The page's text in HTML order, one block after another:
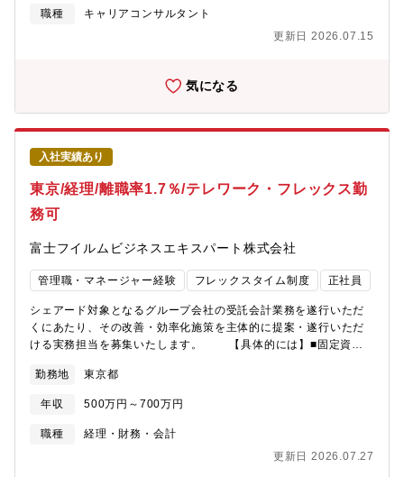
す。日々の対応一つひとつが、求職者と企業をつなぐ架け橋とな
認◆採用管理システムへのデータ入力◆面接日程の調整◆メー
捗の確認・管理【SV(スーパーバイザー)業務】◆スタッフのフォ
ロー/育成業務◆現場からの要望や気づきを上司へ報告◆勤務しや
すい職場環境づくり◆クライアントへの相談など【入社後の研
修】◆入社後すぐに管理業務をお任せするのではなく、まずはオ
ペレーター業務を経験していただき、現場理解を深めながら段階
的にマネジメントスキルを身につけていただきます。実際に、現
在活躍しているSVの多くは未経験・異業種からのチャレンジ組。
充実したサポート体制が整っているため、管理職未経験の方でも
安心してスタートできます。【具体的な研修の流れ】まずはスタ
ながら実施。その後、実際にメール対応や電話対応などを体験。
そばで先輩SVなどがサポートします。実務の経験が終了しました
ら、徐々に管理者業務のレクチャーをOJTにてすすめていきま
るのでご安心ください。【この求人のPOINT】★5年連続売上成長
中！安定した環境で長く働けます！地域限定正社員として引っ越
しを伴う異動がありません。★セコムグループの安定基盤★コミ
ュニケーションが活かせる仕事★研修充実★残業月20時間程度（1
職種
キャリアコンサルタント
更新日 2026.07.15
気になる
入社実績あり
東京/経理/離職率1.7％/テレワーク・フレックス勤
務可
富士フイルムビジネスエキスパート株式会社
管理職・マネージャー経験 フレックスタイム制度 正社員
シェアード対象となるグループ会社の受託会計業務を遂行いただ
くにあたり、その改善・効率化施策を主体的に提案・遂行いただ
ける実務担当を募集いたします。 【具体的には】■固定資
遂行管理■受託会社拡大・新たな取引・会計基準/税制の変更時に
おける、適切な会計処理の検討・提案 ■会計・税務相談等、担
当する会社へのコンサルテーション ■業務プロセスの改善・効率
化・自動化の提案・遂行 ◎キャリアステップ ・既
ムの導入に携わっていただきます。 ・様々な業種のグル
勤務地 東京都
年収 500万円～700万円
職種
経理・財務・会計
更新日 2026.07.27